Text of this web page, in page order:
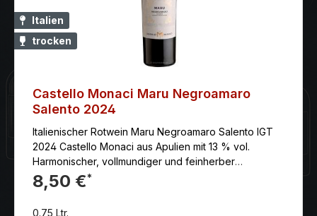
Italien
trocken
Castello Monaci Maru Negroamaro
Salento 2024
Italienischer Rotwein Maru Negroamaro Salento IGT
2024 Castello Monaci aus Apulien mit 13 % vol.
Harmonischer, vollmundiger und feinherber
Negroamaro mit angenehmer, runder Geschmack und
ausgezeichneter Struktur.
8,50 €*
0.75 Ltr.